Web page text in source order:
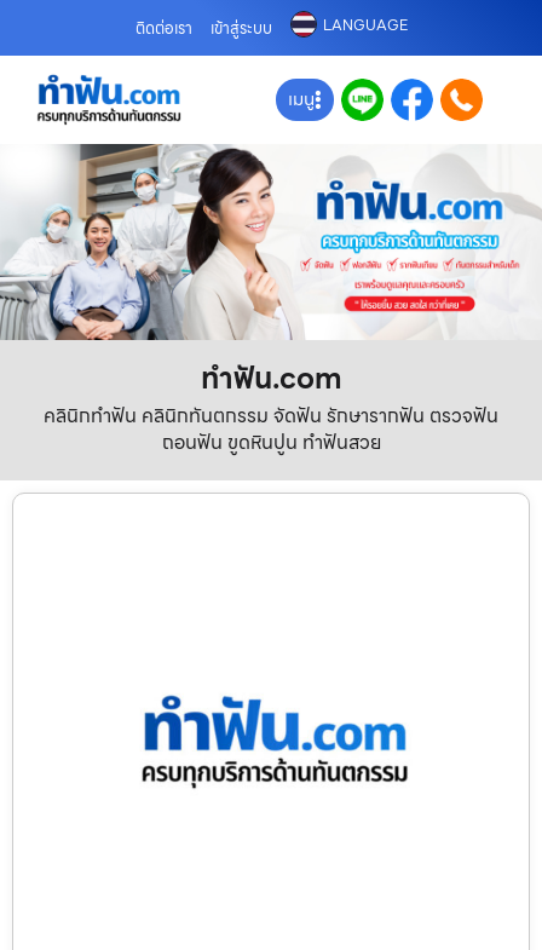
ติดต่อเรา เข้าสู่ระบบ LANGUAGE
เมนู
ทําฟัน.com
คลินิกทำฟัน คลินิกทันตกรรม จัดฟัน รักษารากฟัน ตรวจฟัน
ถอนฟัน ขูดหินปูน ทำฟันสวย